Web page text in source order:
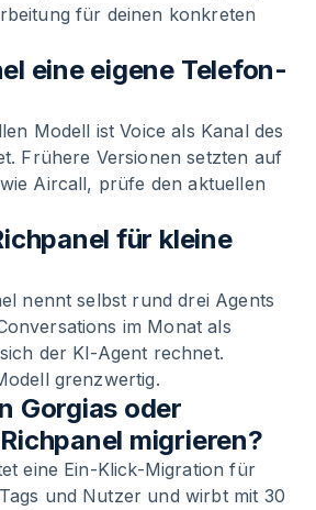
für deinen konkreten
eine eigene Telefon-
Modell ist Voice als Kanal des
Frühere Versionen setzten auf
Aircall, prüfe den aktuellen
für kleine
nennt selbst rund drei Agents
im Monat als
der KI-Agent rechnet.
grenzwertig.
Gorgias oder
migrieren?
eine Ein-Klick-Migration für
und Nutzer und wirbt mit 30